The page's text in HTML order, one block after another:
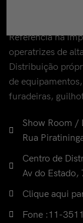
Referência na
operatrizes de
Distribuição
de
furadeiras,
Show Room /
Rua
Centro de
Av do Estado,
Clique aqui
Fone :11-